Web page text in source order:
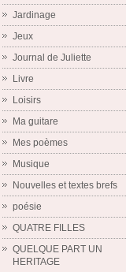
Jardinage
Jeux
Journal de Juliette
Livre
Loisirs
Ma guitare
Mes poèmes
Musique
Nouvelles et textes brefs
poésie
QUATRE FILLES
QUELQUE PART UN
HERITAGE